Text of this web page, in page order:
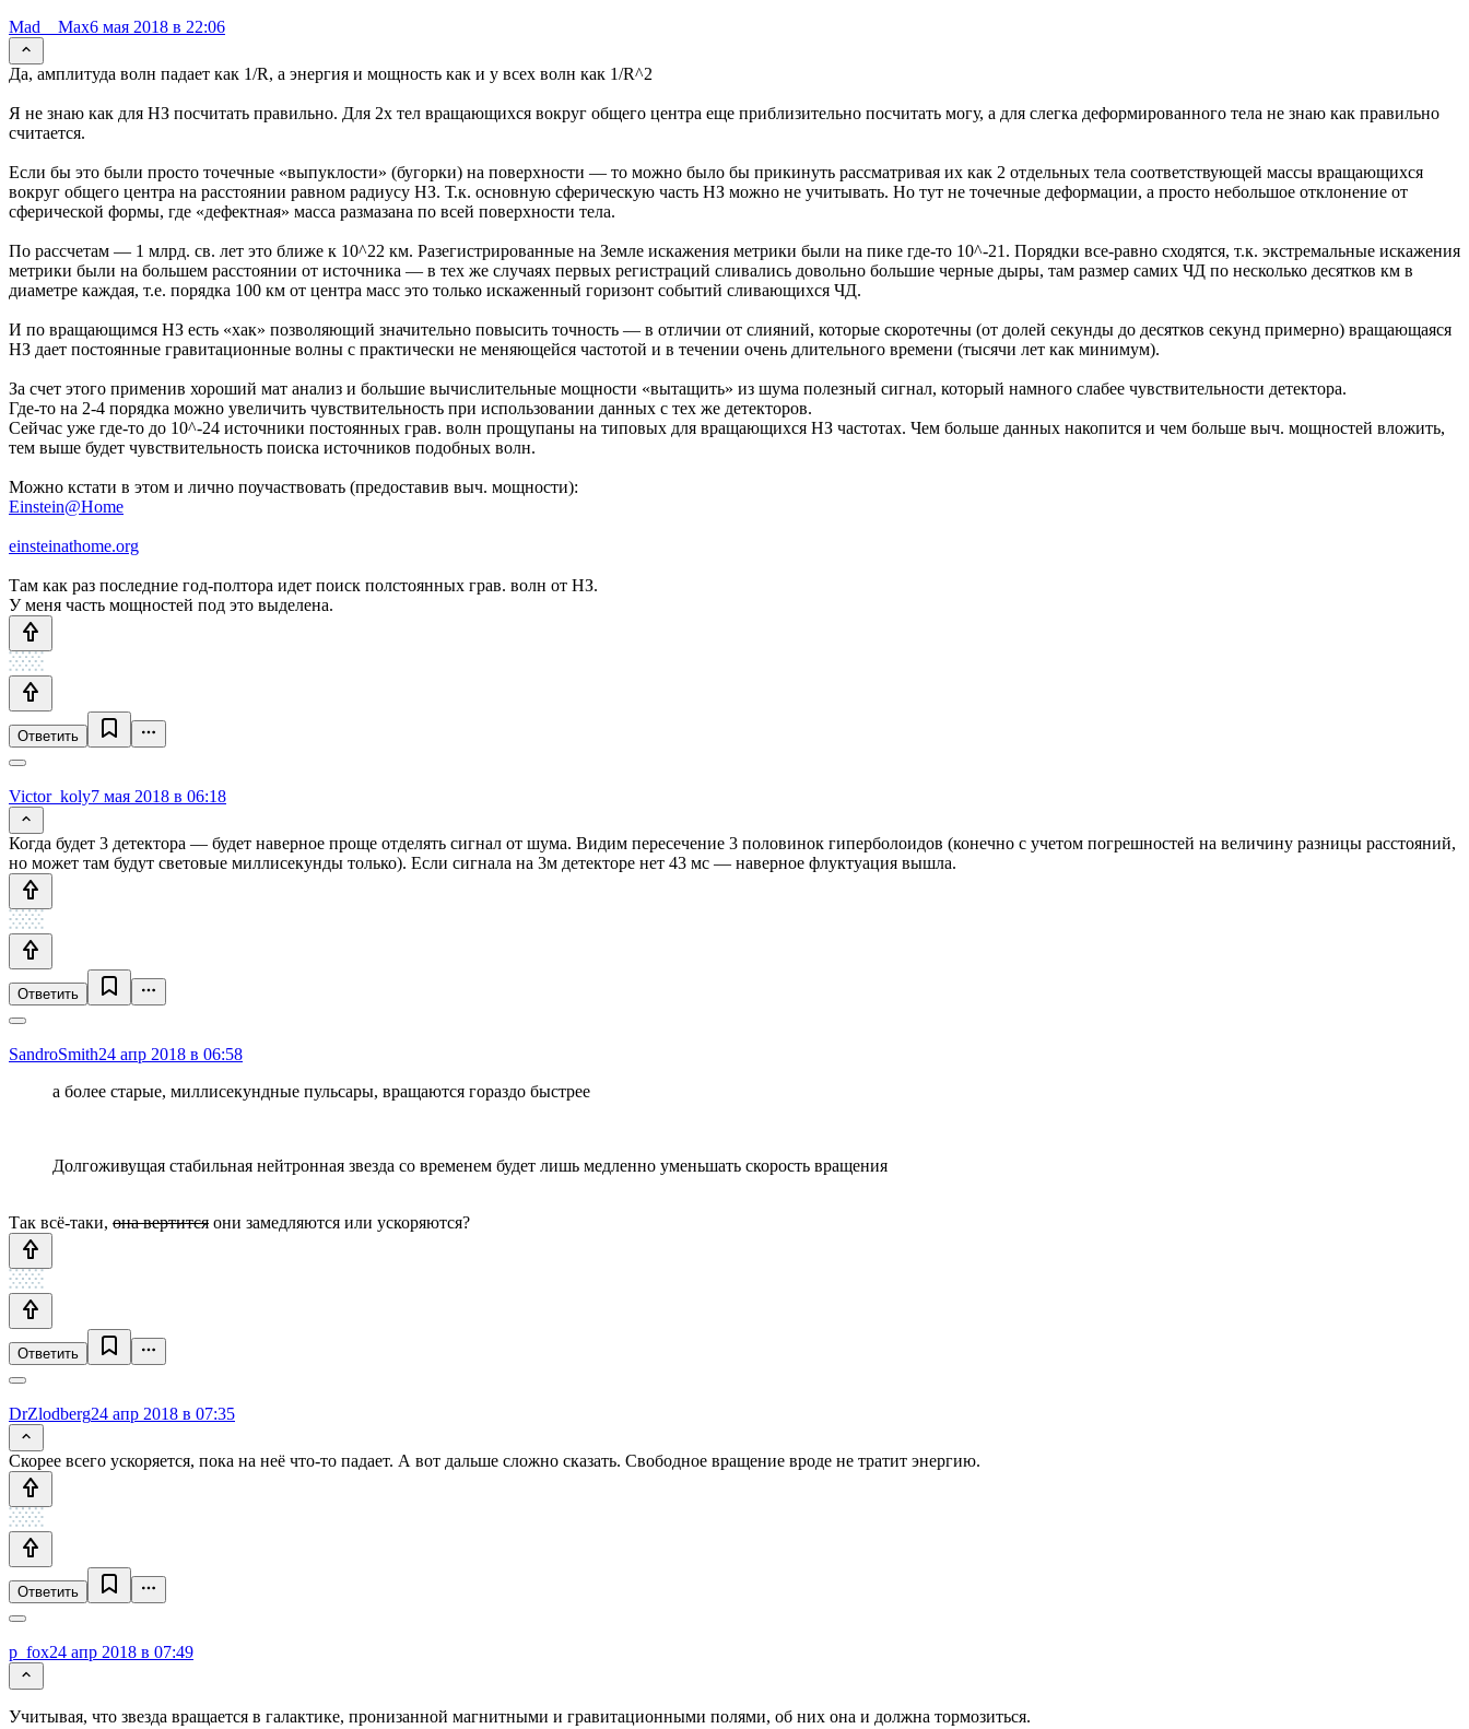
Mad__Max6 мая 2018 в 22:06
Да, амплитуда волн падает как 1/R, а энергия и мощность как и у всех волн как 1/R^2
Я не знаю как для НЗ посчитать правильно. Для 2х тел вращающихся вокруг общего центра еще приблизительно посчитать могу, а для слегка деформированного тела не знаю как правильно
считается.
Если бы это были просто точечные «выпуклости» (бугорки) на поверхности — то можно было бы прикинуть рассматривая их как 2 отдельных тела соответствующей массы вращающихся
вокруг общего центра на расстоянии равном радиусу НЗ. Т.к. основную сферическую часть НЗ можно не учитывать. Но тут не точечные деформации, а просто небольшое отклонение от
сферической формы, где «дефектная» масса размазана по всей поверхности тела.
По рассчетам — 1 млрд. св. лет это ближе к 10^22 км. Разегистрированные на Земле искажения метрики были на пике где-то 10^-21. Порядки все-равно сходятся, т.к. экстремальные искажения
метрики были на большем расстоянии от источника — в тех же случаях первых регистраций сливались довольно большие черные дыры, там размер самих ЧД по несколько десятков км в
диаметре каждая, т.е. порядка 100 км от центра масс это только искаженный горизонт событий сливающихся ЧД.
И по вращающимся НЗ есть «хак» позволяющий значительно повысить точность — в отличии от слияний, которые скоротечны (от долей секунды до десятков секунд примерно) вращающаяся
НЗ дает постоянные гравитационные волны с практически не меняющейся частотой и в течении очень длительного времени (тысячи лет как минимум).
За счет этого применив хороший мат анализ и большие вычислительные мощности «вытащить» из шума полезный сигнал, который намного слабее чувствительности детектора.
Где-то на 2-4 порядка можно увеличить чувствительность при использовании данных с тех же детекторов.
Сейчас уже где-то до 10^-24 источники постоянных грав. волн прощупаны на типовых для вращающихся НЗ частотах. Чем больше данных накопится и чем больше выч. мощностей вложить,
тем выше будет чувствительность поиска источников подобных волн.
Можно кстати в этом и лично поучаствовать (предоставив выч. мощности):
Einstein@Home
einsteinathome.org
Там как раз последние год-полтора идет поиск полстоянных грав. волн от НЗ.
У меня часть мощностей под это выделена.
Ответить
Victor_koly7 мая 2018 в 06:18
Когда будет 3 детектора — будет наверное проще отделять сигнал от шума. Видим пересечение 3 половинок гиперболоидов (конечно с учетом погрешностей на величину разницы расстояний,
но может там будут световые миллисекунды только). Если сигнала на 3м детекторе нет 43 мс — наверное флуктуация вышла.
Ответить
SandroSmith24 апр 2018 в 06:58
а более старые, миллисекундные пульсары, вращаются гораздо быстрее
Долгоживущая стабильная нейтронная звезда со временем будет лишь медленно уменьшать скорость вращения
Так всё-таки, она вертится они замедляются или ускоряются?
Ответить
DrZlodberg24 апр 2018 в 07:35
Скорее всего ускоряется, пока на неё что-то падает. А вот дальше сложно сказать. Свободное вращение вроде не тратит энергию.
Ответить
p_fox24 апр 2018 в 07:49
Учитывая, что звезда вращается в галактике, пронизанной магнитными и гравитационными полями, об них она и должна тормозиться.